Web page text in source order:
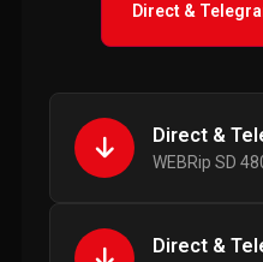
Direct &
Direct &
WEBRip SD
Direct &